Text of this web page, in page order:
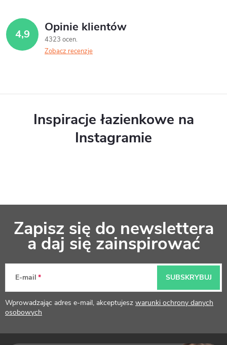
4,9 Opinie klientów
4323 ocen
Zobacz recenzje
Inspiracje łazienkowe na
Instagramie
k
a
Zapisz się do newslettera
a daj się zainspirować
E-mail
Wprowadzając adres e-mail, akceptujesz warunki ochrony danych
osobowych
SUBSKRYBUJ